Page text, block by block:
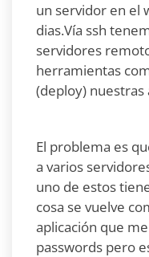
un servidor en el
dias.Vía ssh
servidores
herramientas
(deploy) nuestras
El problema es
a varios
uno de estos
cosa se vuelve
aplicación que
passwords pero